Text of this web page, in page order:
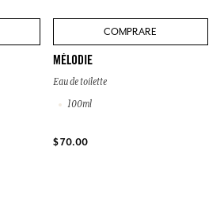
COMPRARE
MÉLODIE
Eau de toilette
100ml
$ 70.00